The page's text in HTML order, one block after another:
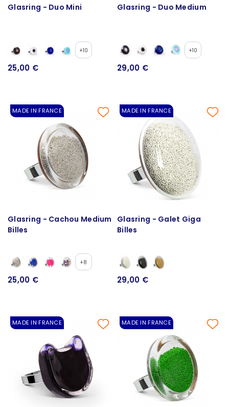
Glasring - Duo Mini
+10
25,00 €
Glasring - Duo Medium
+10
29,00 €
MADE IN FRANCE
Glasring - Cachou Medium
Billes
+8
25,00 €
MADE IN FRANCE
Glasring - Galet Giga
Billes
29,00 €
MADE IN FRANCE MADE IN FRANCE